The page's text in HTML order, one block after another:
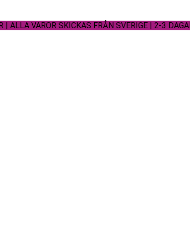
| ALLA VAROR SKICKAS FRÅN SVERIGE | 2-3